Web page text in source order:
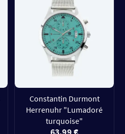
Constantin Durmont
Herrenuhr "Lumadoré
turquoise"
63,99 €